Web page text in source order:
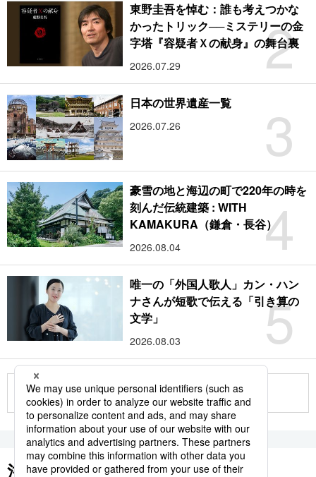
2
東野圭吾を悼む：誰も考えつかな
かったトリック──ミステリーの金
字塔『容疑者Ｘの献身』の舞台裏
2026.07.29
3
日本の世界遺産一覧
2026.07.26
4
豪雪の地と海辺の町で220年の時を
刻んだ伝統建築 : WITH
KAMAKURA（鎌倉・長谷）
2026.08.04
5
唯一の「外国人歌人」カン・ハン
ナさんが短歌で伝える「引き算の
文学」
2026.08.03
もっと見る
注目のキーワード